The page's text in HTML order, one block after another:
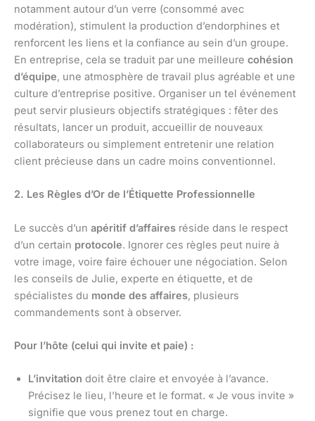
notamment autour d’un verre (consommé avec
modération), stimulent la production d’endorphines et
renforcent les liens et la confiance au sein d’un groupe.
En entreprise, cela se traduit par une meilleure cohésion
d’équipe, une atmosphère de travail plus agréable et une
culture d’entreprise positive. Organiser un tel événement
peut servir plusieurs objectifs stratégiques : fêter des
résultats, lancer un produit, accueillir de nouveaux
collaborateurs ou simplement entretenir une relation
client précieuse dans un cadre moins conventionnel.
2. Les Règles d’Or de l’Étiquette Professionnelle
Le succès d’un apéritif d’affaires réside dans le respect
d’un certain protocole. Ignorer ces règles peut nuire à
votre image, voire faire échouer une négociation. Selon
les conseils de Julie, experte en étiquette, et de
spécialistes du monde des affaires, plusieurs
commandements sont à observer.
Pour l’hôte (celui qui invite et paie) :
L’invitation doit être claire et envoyée à l’avance.
Précisez le lieu, l’heure et le format. « Je vous invite »
signifie que vous prenez tout en charge.